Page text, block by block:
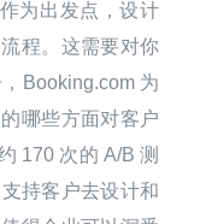
为出发点，设计
程。这需要对你
Booking.com 为
哪些方面对客户
170 次的 A/B 测
持客户去设计和